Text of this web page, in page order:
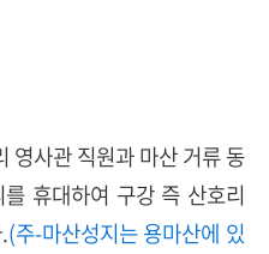
사관 직원과 마산 거류 동
휴대하여 구강 즉 산호리
(주-마산성지는 용마산에 있